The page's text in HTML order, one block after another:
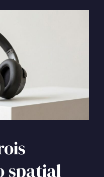
spatial